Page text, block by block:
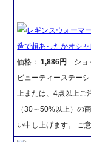
レギンスウォーマ
造で超あったかオシ
価格：1,886円
ショ
ビューティーステー
上または、4点以上ご
（30～50%以上）の
い申し上げます。 ご